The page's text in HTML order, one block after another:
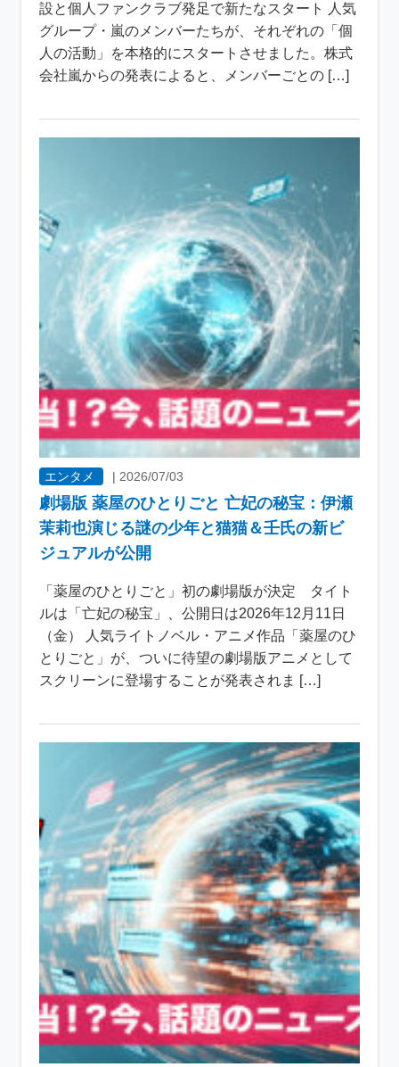
設と個人ファンクラブ発足で新たなスタート 人気
グループ・嵐のメンバーたちが、それぞれの「個
人の活動」を本格的にスタートさせました。株式
会社嵐からの発表によると、メンバーごとの […]
エンタメ |2026/07/03
劇場版 薬屋のひとりごと 亡妃の秘宝：伊瀬
茉莉也演じる謎の少年と猫猫＆壬氏の新ビ
ジュアルが公開
「薬屋のひとりごと」初の劇場版が決定 タイト
ルは「亡妃の秘宝」、公開日は2026年12月11日
（金） 人気ライトノベル・アニメ作品「薬屋のひ
とりごと」が、ついに待望の劇場版アニメとして
スクリーンに登場することが発表されま […]